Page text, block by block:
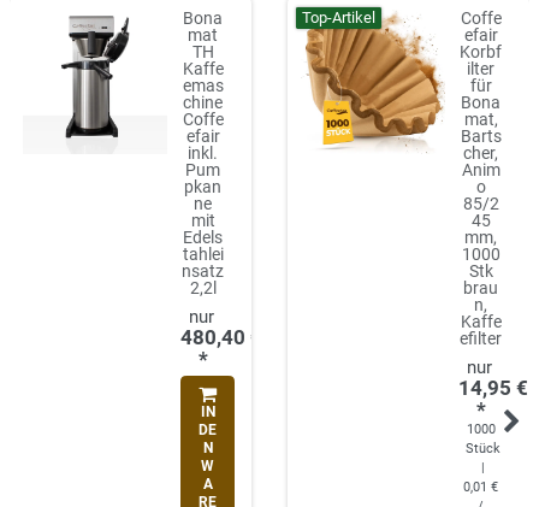
Bona
mat
TH
Kaffe
emas
chine
Coffe
efair
inkl.
Pum
pkan
ne
mit
Edels
tahlei
nsatz
2,2l
480,40 €
*
IN
DE
N
W
A
RE
Top-Artikel
Coffe
efair
Korbf
ilter
für
Bona
mat,
Barts
cher,
Anim
o
85/2
45
mm,
1000
Stk
brau
n,
Kaffe
efilter
14,95 €
*
1000
Stück
0,01 €